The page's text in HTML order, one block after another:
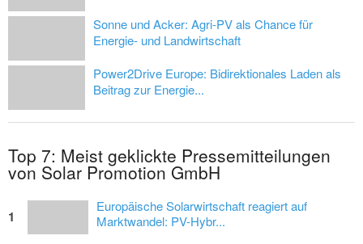
Sonne und Acker: Agri-PV als Chance für
Energie- und Landwirtschaft
Power2Drive Europe: Bidirektionales Laden als
Beitrag zur Energie...
Top 7: Meist geklickte Pressemitteilungen
von Solar Promotion GmbH
1
Europäische Solarwirtschaft reagiert auf
Marktwandel: PV-Hybr...